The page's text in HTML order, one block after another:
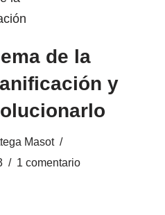
de la
y
Masot
1 comentario